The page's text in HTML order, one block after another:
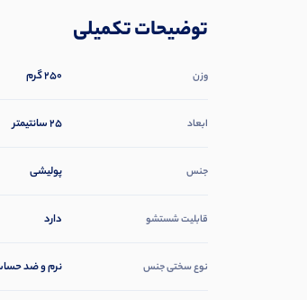
نظرات (0)
توضیحات تکمیلی
وزن 250 گرم
ابعاد 25 سانتیمتر
جنس پولیشی
قابلیت شستشو دارد
نوع سختی جنس نرم و ضد